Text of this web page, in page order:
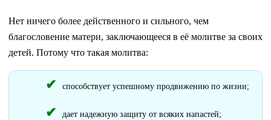
Нет ничего более действенного и сильного, чем
благословение матери, заключающееся в её молитве за своих
детей. Потому что такая молитва:
способствует успешному продвижению по жизни;
дает надежную защиту от всяких напастей;